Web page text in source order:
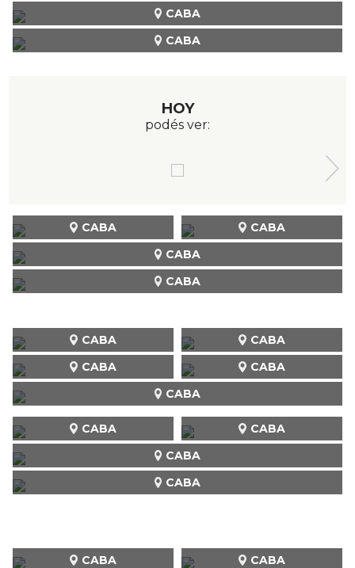
CABA
CABA
HOY
podés ver:
CABA
CABA CABA
CABA
CABA CABA
CABA
CABA CABA
CABA
CABA CABA
CABA
CABA
CABA